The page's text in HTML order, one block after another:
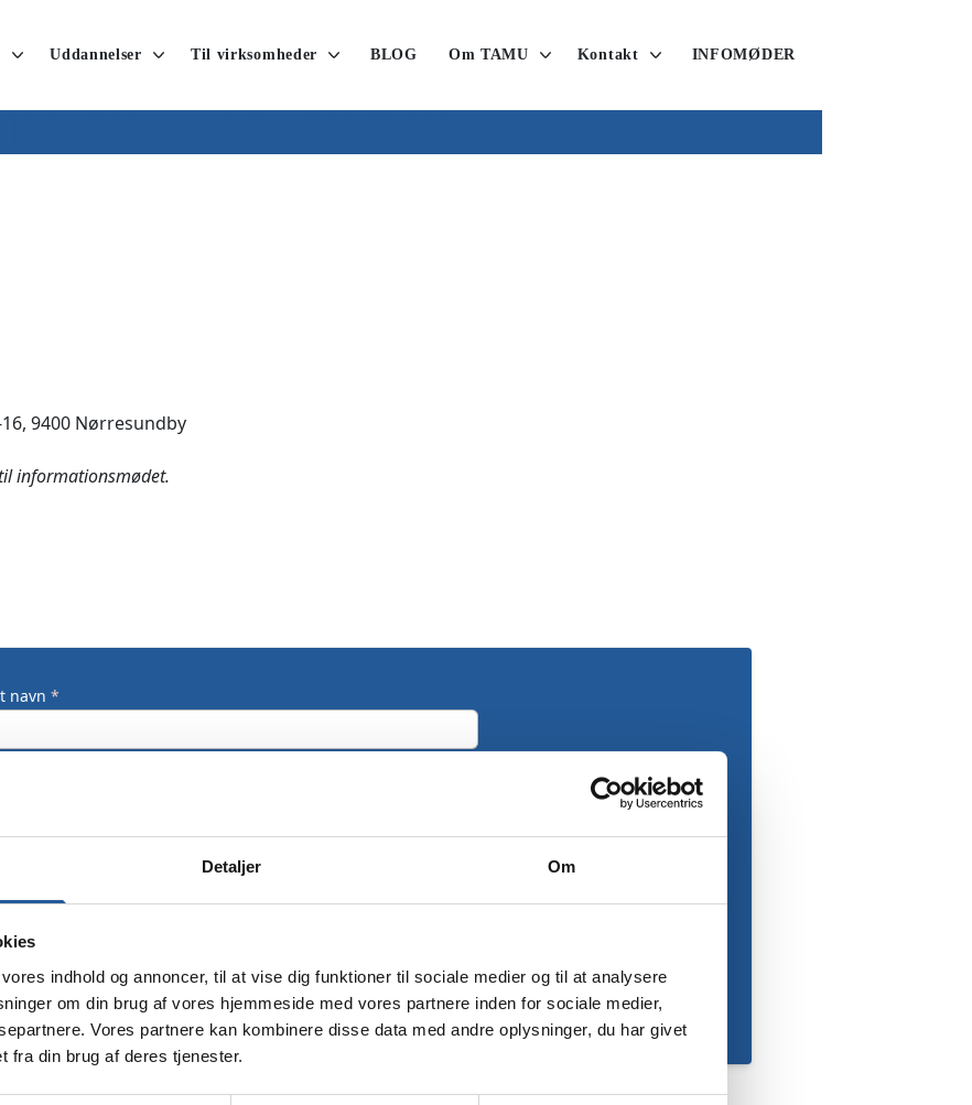
Detaljer Om
indhold og annoncer, til at vise dig funktioner til sociale medier og til at analysere
om din brug af vores hjemmeside med vores partnere inden for sociale medier,
Vores partnere kan kombinere disse data med andre oplysninger, du har givet
fra din brug af deres tjenester.
Uddannelser Til virksomheder BLOG Om TAMU Kontakt INFOMØDER
9400 Nørresundby
informationsmødet.
navn *